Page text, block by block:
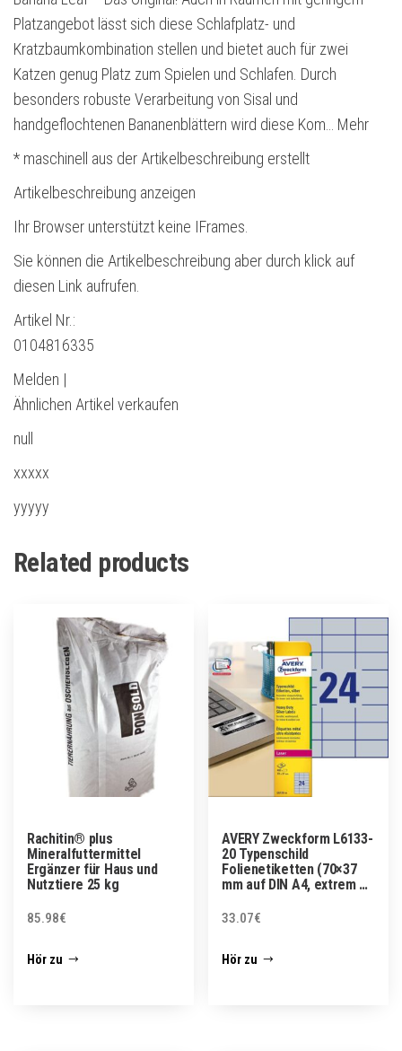
Platzangebot lässt sich diese Schlafplatz- und
Kratzbaumkombination stellen und bietet auch für zwei
Katzen genug Platz zum Spielen und Schlafen. Durch
besonders robuste Verarbeitung von Sisal und
handgeflochtenen Bananenblättern wird diese Kom… Mehr
* maschinell aus der Artikelbeschreibung erstellt
Artikelbeschreibung anzeigen
Ihr Browser unterstützt keine IFrames.
Sie können die Artikelbeschreibung aber durch klick auf
diesen Link aufrufen.
Artikel Nr.:
0104816335
Melden |
Ähnlichen Artikel verkaufen
null
xxxxx
yyyyy
Related products
Rachitin® plus
Mineralfuttermittel
Ergänzer für Haus und
Nutztiere 25 kg
85.98€
Hör zu
AVERY Zweckform L6133-
20 Typenschild
Folienetiketten (70×37
mm auf DIN A4, extrem …
33.07€
Hör zu